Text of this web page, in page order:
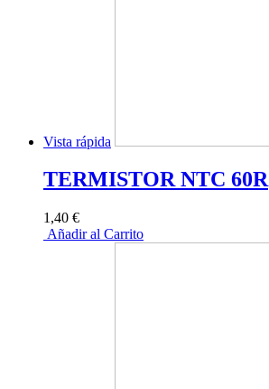
Vista rápida
TERMISTOR NTC 60R
1,40 €
Añadir al Carrito